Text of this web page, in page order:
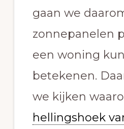
gaan we
zonnepanelen
een woning
betekenen.
we kijken
hellingshoek